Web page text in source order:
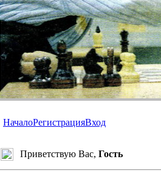
НачалоРегистрацияВход
Приветствую Вас, Гость